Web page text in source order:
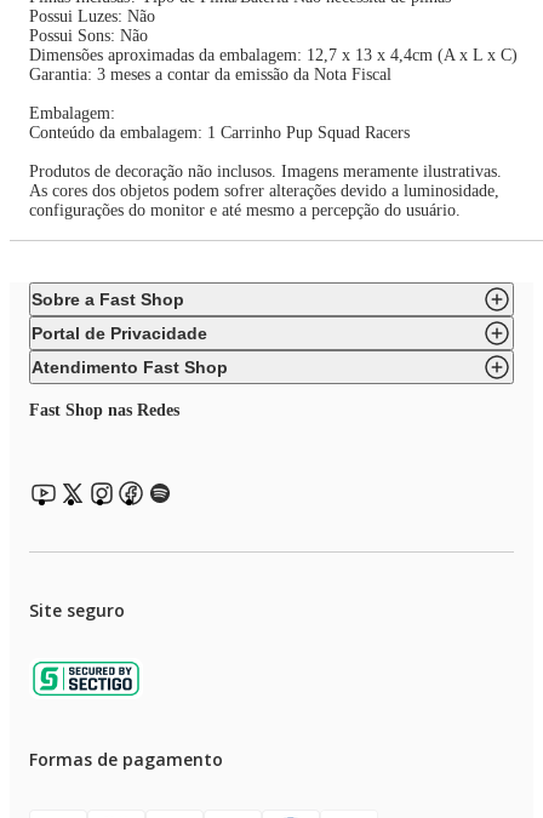
Possui Luzes: Não
Possui Sons: Não
Dimensões aproximadas da embalagem: 12,7 x 13 x 4,4cm (A x L x C)
Garantia: 3 meses a contar da emissão da Nota Fiscal
Embalagem:
Conteúdo da embalagem: 1 Carrinho Pup Squad Racers
Produtos de decoração não inclusos. Imagens meramente ilustrativas.
As cores dos objetos podem sofrer alterações devido a luminosidade,
configurações do monitor e até mesmo a percepção do usuário.
Sobre a Fast Shop
Portal de Privacidade
Atendimento Fast Shop
Fast Shop nas Redes
Site seguro
Formas de pagamento